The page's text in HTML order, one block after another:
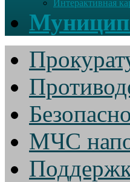
Интерактивная
МЧС